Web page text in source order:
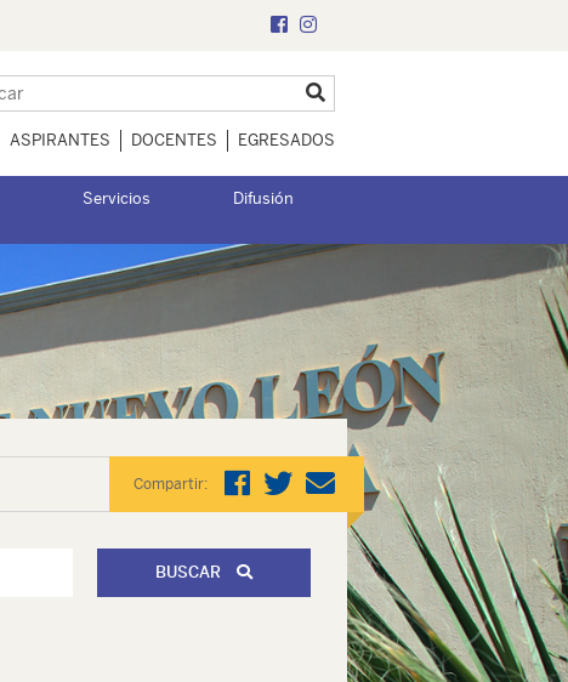
ASPIRANTES DOCENTES EGRESADOS
Servicios Difusión
Compartir:
BUSCAR